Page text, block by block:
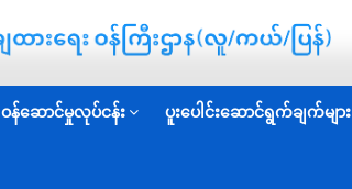
ဝန်ဆောင်မှုလုပ်ငန်း ပူးပေါင်းဆောင်ရွက်ချက်များ